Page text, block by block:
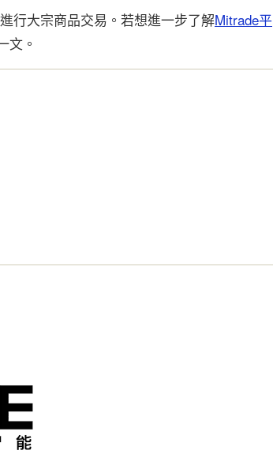
行大宗商品交易。若想進一步了解Mitrade平
文。